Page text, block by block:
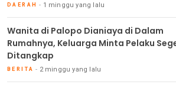
DAERAH 1 minggu yang lalu
Wanita di Palopo Dianiaya di Dalam
Rumahnya, Keluarga Minta Pelaku
Ditangkap
BERITA 2 minggu yang lalu